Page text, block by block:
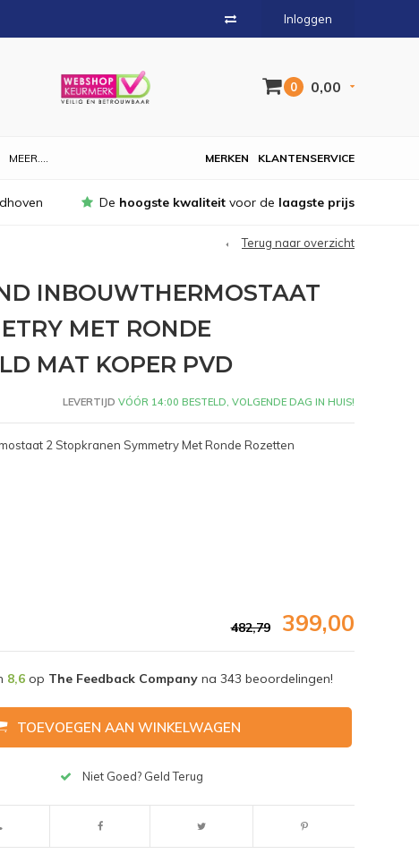
Inloggen
0 0,00
MEER.... KLANTENSERVICE
MERKEN
De hoogste kwaliteit voor de laagste prijs
Terug naar overzicht
INBOUWTHERMOSTAAT
MET RONDE
MAT KOPER PVD
LEVERTIJD VÓÓR 14:00 BESTELD, VOLGENDE DAG IN HUIS!
2 Stopkranen Symmetry Met Ronde Rozetten
482,79 399,00
8,6op The Feedback Companyna 343 beoordelingen!
TOEVOEGEN AAN WINKELWAGEN
Niet Goed? Geld Terug